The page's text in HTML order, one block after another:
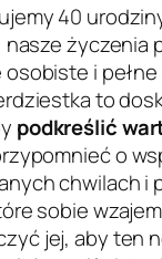
40
nasze życzenia
i pełne
to
podkreślić
o
chwilach i
sobie
jej, aby ten